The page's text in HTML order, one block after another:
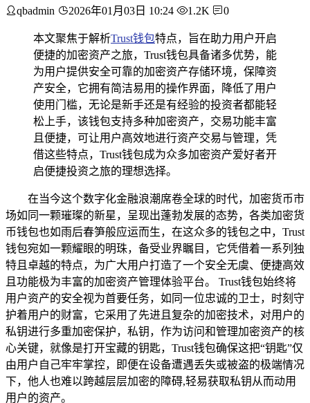
qbadmin 2026年01月03日 10:24 1.2K 0
本文聚焦于解析Trust钱包特点，旨在助力用户开启
便捷的加密资产之旅，Trust钱包具备诸多优势，能
为用户提供安全可靠的加密资产存储环境，保障资
产安全，它拥有简洁易用的操作界面，降低了用户
使用门槛，无论是新手还是有经验的投资者都能轻
松上手，该钱包支持多种加密资产，交易功能丰富
且便捷，可让用户高效地进行资产交易与管理，凭
借这些特点，Trust钱包成为众多加密资产爱好者开
启便捷投资之旅的理想选择。
在当今这个数字化金融浪潮席卷全球的时代，加密货币市
场如同一颗璀璨的新星，呈现出蓬勃发展的态势，各类加密货
币钱包也如雨后春笋般应运而生，在这众多的钱包之中，Trust
钱包宛如一颗耀眼的明珠，备受业界瞩目，它凭借着一系列独
特且卓越的特点，为广大用户打造了一个安全无虞、便捷高效
且功能极为丰富的加密资产管理体验平台。 Trust钱包始终将
用户资产的安全视为首要任务，如同一位忠诚的卫士，时刻守
护着用户的财富，它采用了先进且复杂的加密技术，对用户的
私钥进行多重加密保护，私钥，作为访问和管理加密资产的核
心关键，就像是打开宝藏的钥匙，Trust钱包确保这把“钥匙”仅
由用户自己牢牢掌控，即便在设备遭遇丢失或被盗的极端情况
下，他人也难以跨越层层加密的障碍,轻易获取私钥从而动用
用户的资产。